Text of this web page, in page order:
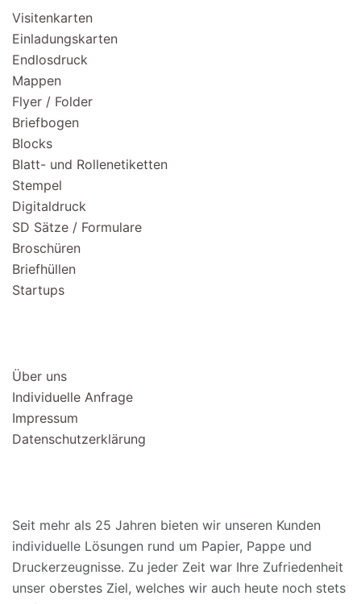
Visitenkarten
Einladungskarten
Endlosdruck
Mappen
Flyer / Folder
Briefbogen
Blocks
Blatt- und Rollenetiketten
Stempel
Digitaldruck
SD Sätze / Formulare
Broschüren
Briefhüllen
Startups
Über uns
Individuelle Anfrage
Impressum
Datenschutzerklärung
Seit mehr als 25 Jahren bieten wir unseren Kunden
individuelle Lösungen rund um Papier, Pappe und
Druckerzeugnisse. Zu jeder Zeit war Ihre Zufriedenheit
unser oberstes Ziel, welches wir auch heute noch stets